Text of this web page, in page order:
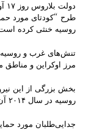
طرح “کودتای مورد
روسیه خنثی کرده
مرز اوکراین و مناطق
بخش بزرگی از این
روسیه در سال ۲۰۱۴ آن را ضمیمه خاک خود کرد.
جدایی‌طلبان مورد